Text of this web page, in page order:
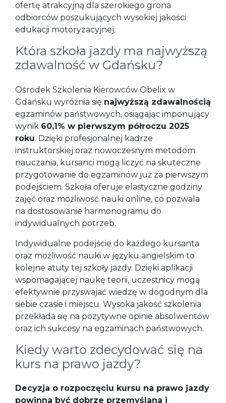
ofertę atrakcyjną dla szerokiego grona
odbiorców poszukujących wysokiej jakości
edukacji motoryzacyjnej.
Która szkoła jazdy ma najwyższą
zdawalność w Gdańsku?
Ośrodek Szkolenia Kierowców Obelix w
Gdańsku wyróżnia się najwyższą zdawalnością
egzaminów państwowych, osiągając imponujący
wynik 60,1% w pierwszym półroczu 2025
roku. Dzięki profesjonalnej kadrze
instruktorskiej oraz nowoczesnym metodom
nauczania, kursanci mogą liczyć na skuteczne
przygotowanie do egzaminów już za pierwszym
podejściem. Szkoła oferuje elastyczne godziny
zajęć oraz możliwość nauki online, co pozwala
na dostosowanie harmonogramu do
indywidualnych potrzeb.
Indywidualne podejście do każdego kursanta
oraz możliwość nauki w języku angielskim to
kolejne atuty tej szkoły jazdy. Dzięki aplikacji
wspomagającej naukę teorii, uczestnicy mogą
efektywnie przyswajać wiedzę w dogodnym dla
siebie czasie i miejscu. Wysoka jakość szkolenia
przekłada się na pozytywne opinie absolwentów
oraz ich sukcesy na egzaminach państwowych.
Kiedy warto zdecydować się na
kurs na prawo jazdy?
Decyzja o rozpoczęciu kursu na prawo jazdy
powinna być dobrze przemyślana i